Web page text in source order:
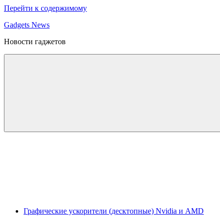
Перейти к содержимому
Gadgets News
Новости гаджетов
Графические ускорители (десктопные) Nvidia и AMD